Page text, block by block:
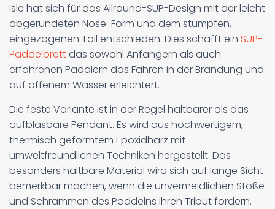
Isle hat sich für das Allround-SUP-Design mit der leicht
abgerundeten Nose-Form und dem stumpfen,
eingezogenen Tail entschieden. Dies schafft ein SUP-
Paddelbrettdas sowohl Anfängern als auch
erfahrenen Paddlern das Fahren in der Brandung und
auf offenem Wasser erleichtert.
Die feste Variante ist in der Regel haltbarer als das
aufblasbare Pendant. Es wird aus hochwertigem,
thermisch geformtem Epoxidharz mit
umweltfreundlichen Techniken hergestellt. Das
besonders haltbare Material wird sich auf lange Sicht
bemerkbar machen, wenn die unvermeidlichen Stöße
und Schrammen des Paddelns ihren Tribut fordern.